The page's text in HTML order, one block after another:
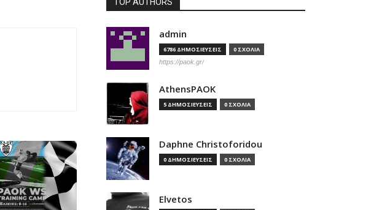
admin
6786 ΔΗΜΟΣΙΕΥΣΕΙΣ 0 ΣΧΟΛΙΑ
https://paok.gr/
AthensPAOK
5 ΔΗΜΟΣΙΕΥΣΕΙΣ 0 ΣΧΟΛΙΑ
Daphne Christoforidou
0 ΔΗΜΟΣΙΕΥΣΕΙΣ 0 ΣΧΟΛΙΑ
Elvetos